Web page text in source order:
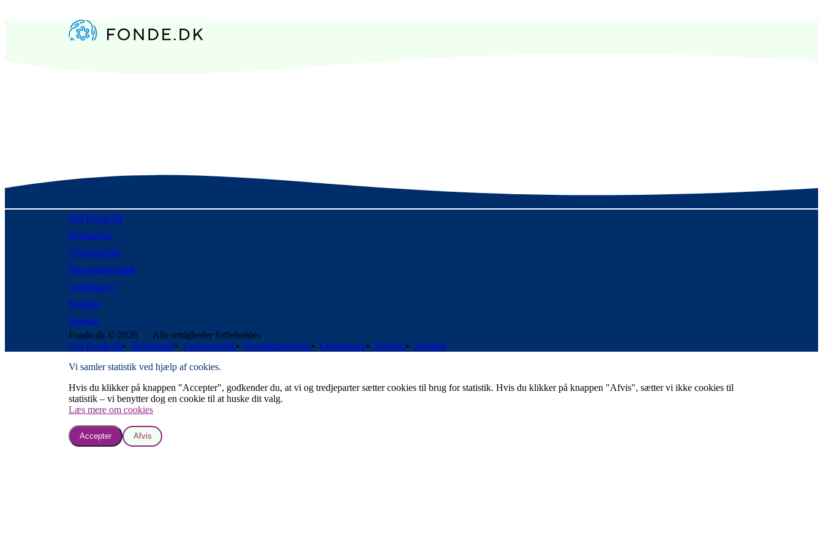
Om Fonde.dk
Betingelser
Cookiepolitik
Persondatapolitik
Compliance
Kontakt
Sitemap
Fonde.dk © 2026 · Alle rettigheder forbeholdes
Om Fonde.dk• Betingelser• Cookiepolitik• Persondatapolitik• Compliance• Kontakt• Sitemap
Vi samler statistik ved hjælp af cookies.
Hvis du klikker på knappen "Accepter", godkender du, at vi og tredjeparter sætter cookies til brug for statistik. Hvis du klikker på knappen "Afvis", sætter vi ikke cookies til
statistik – vi benytter dog en cookie til at huske dit valg.
Læs mere om cookies
Accepter Afvis